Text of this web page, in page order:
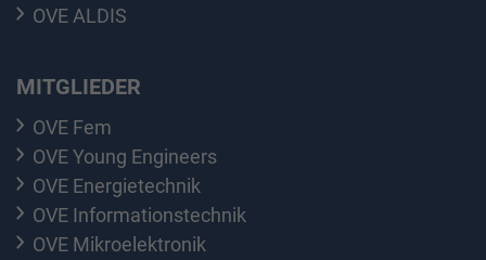
OVE ALDIS
MITGLIEDER
OVE Fem
OVE Young Engineers
OVE Energietechnik
OVE Informationstechnik
OVE Mikroelektronik